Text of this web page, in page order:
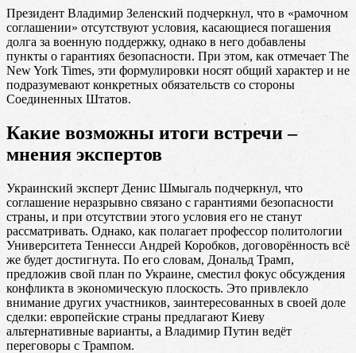
Президент Владимир Зеленский подчеркнул, что в «рамочном
соглашении» отсутствуют условия, касающиеся погашения
долга за военную поддержку, однако в него добавлены
пункты о гарантиях безопасности. При этом, как отмечает The
New York Times, эти формулировки носят общий характер и не
подразумевают конкретных обязательств со стороны
Соединенных Штатов.
Какие возможны итоги встречи –
мнения экспертов
Украинский эксперт Денис Шмыгаль подчеркнул, что
соглашение неразрывно связано с гарантиями безопасности
страны, и при отсутствии этого условия его не станут
рассматривать. Однако, как полагает профессор политологии
Университета Теннесси Андрей Коробков, договорённость всё
же будет достигнута. По его словам, Дональд Трамп,
предложив свой план по Украине, сместил фокус обсуждения
конфликта в экономическую плоскость. Это привлекло
внимание других участников, заинтересованных в своей доле
сделки: европейские страны предлагают Киеву
альтернативные варианты, а Владимир Путин ведёт
переговоры с Трампом.